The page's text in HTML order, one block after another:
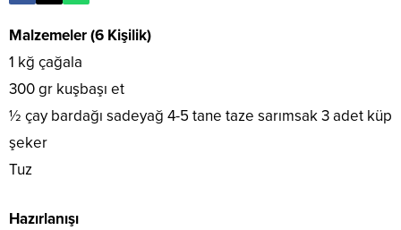
Malzemeler (6 Kişilik)
1 kğ çağala
300 gr kuşbaşı et
½ çay bardağı sadeyağ 4-5 tane taze sarımsak 3 adet küp
şeker
Tuz
Hazırlanışı